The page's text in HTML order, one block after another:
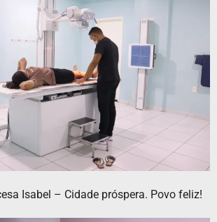
Isabel – Cidade próspera. Povo feliz!